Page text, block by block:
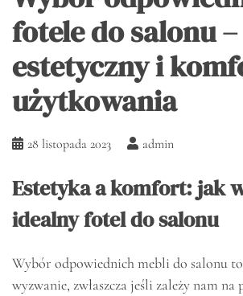
fotele do salonu
estetyczny i
użytkowania
28 listopada 2023 admin
Estetyka a komfort: jak
idealny fotel do salonu
Wybór odpowiednich mebli do salonu
wyzwanie, zwłaszcza jeśli zależy nam na